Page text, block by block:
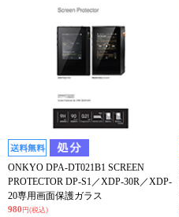
ONKYO DPA-DT021B1 SCREEN
PROTECTOR DP-S1／XDP-30R／XDP-
20専用画面保護ガラス
980 円(税込)